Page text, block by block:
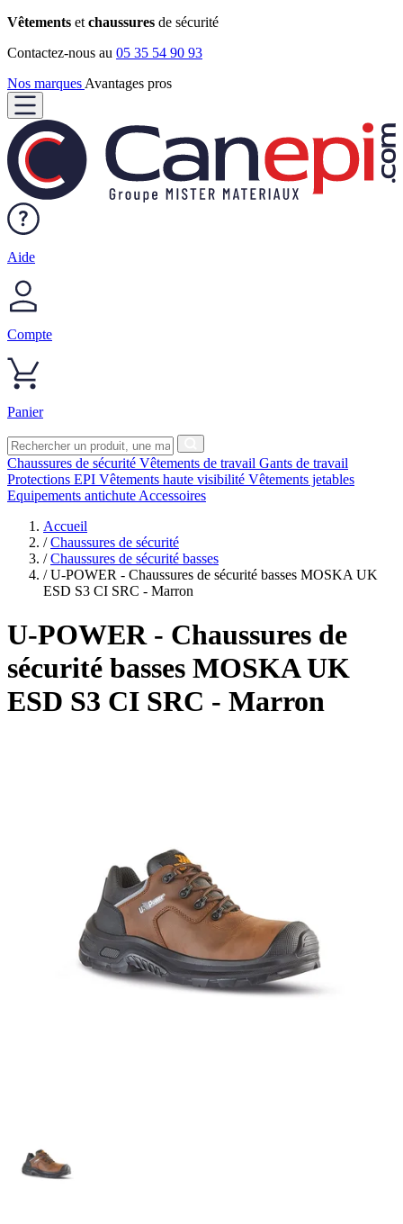
Vêtements et chaussures de sécurité
Contactez-nous au 05 35 54 90 93
Nos marques Avantages pros
Aide
Compte
Panier
Chaussures de sécurité Vêtements de travail Gants de travail
Protections EPI Vêtements haute visibilité Vêtements jetables
Equipements antichute Accessoires
Accueil
/ Chaussures de sécurité
/ Chaussures de sécurité basses
/ U-POWER - Chaussures de sécurité basses MOSKA UK
ESD S3 CI SRC - Marron
U-POWER - Chaussures de
sécurité basses MOSKA UK
ESD S3 CI SRC - Marron